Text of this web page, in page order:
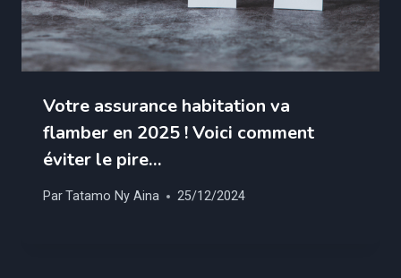
Votre assurance habitation va
flamber en 2025 ! Voici comment
éviter le pire…
ParTatamo Ny Aina 25/12/2024